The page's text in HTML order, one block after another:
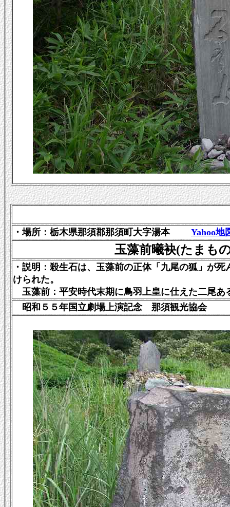
・場所：栃木県那須郡那須町大字湯本 Yahoo地
玉藻前曦袂(たまも
・説明：殺生石は、玉藻前の正体「九尾の狐」が
けられた。
玉藻前：平安時代末期に鳥羽上皇に仕えた二尾あ
昭和５５年国立劇場上演記念 那須観光協会